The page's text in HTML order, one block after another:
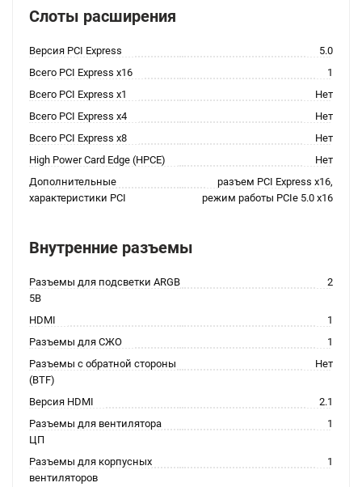
Слоты расширения
Версия PCI Express
5.0
Всего PCI Express x16
1
Всего PCI Express x1
Нет
Всего PCI Express x4
Нет
Всего PCI Express x8
Нет
High Power Card Edge (HPCE)
Нет
Дополнительные
характеристики PCI
разъем PCI Express x16,
режим работы PCIe 5.0 x16
Внутренние разъемы
Разъемы для подсветки ARGB
5В
2
HDMI
1
Разъемы для СЖО
1
Разъемы с обратной стороны
(BTF)
Нет
Версия HDMI
2.1
Разъемы для вентилятора
ЦП
1
Разъемы для корпусных
вентиляторов
1